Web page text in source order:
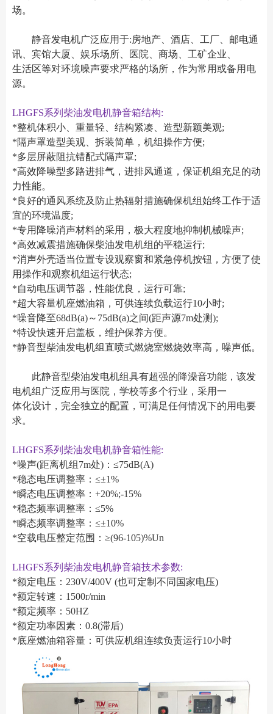
场。
静音发电机广泛应用于:房地产、酒店、工厂、邮电通
讯、宾馆大厦、娱乐场所、医院、商场、工矿企业、
生活区等对环境噪声要求严格的场所，作为常用或备用电
源。
LHGFS系列柴油发电机静音箱结构:
*整机体积小、重量轻、结构紧凑、造型新颖美观;
*隔声罩造型美观、拆装简单，机组操作方便;
*多层屏蔽阻抗错配式隔声罩;
*高效降噪型多路进排气，进排风通道，保证机组充足的动
力性能。
*良好的通风系统及防止热辐射措施确保机组始终工作于适
宜的环境温度;
*专用降噪消声材料的采用，极大程度地抑制机械噪声;
*高效减震措施确保柴油发电机组的平稳运行;
*消声外壳适当位置专设观察窗和紧急停机按钮，方便了使
用操作和观察机组运行状态;
*自动电压调节器，性能优良，运行可靠;
*超大容量机座燃油箱，可供连续负载运行10小时;
*噪音降至68dB(a)～75dB(a)之间(距声源7m处测);
*特设快速开启盖板，维护保养方便。
*静音型柴油发电机组直喷式燃烧室燃烧效率高，噪声低。
此静音型柴油发电机组具有超强的降澡音功能，该发
电机组广泛应用与医院，学校等多个行业，采用一
体化设计，完全独立的配置，可满足任何情况下的用电要
求。
LHGFS系列柴油发电机静音箱性能:
*噪声(距离机组7m处)：≤75dB(A)
*稳态电压调整率：≤±1%
*瞬态电压调整率：+20%;-15%
*稳态频率调整率：≤5%
*瞬态频率调整率：≤±10%
*空载电压整定范围：≥(96-105)%Un
LHGFS系列柴油发电机静音箱技术参数:
*额定电压：230V/400V (也可定制不同国家电压)
*额定转速：1500r/min
*额定频率：50HZ
*额定功率因素：0.8(滞后)
*底座燃油箱容量：可供应机组连续负责运行10小时